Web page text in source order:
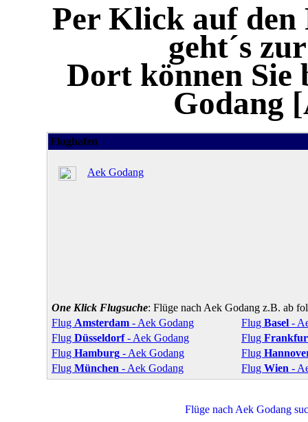
Per Klick auf
geht´s
Dort können Sie
Godang
Flughafen
Aek Godang
One Klick Flugsuche: Flüge nach Aek Godang z.B. ab
Flug Amsterdam - Aek Godang Flug Basel -
Flug Düsseldorf- Aek Godang Flug
Flug Hamburg - Aek Godang Flug
Flug München - Aek Godang Flug Wien -